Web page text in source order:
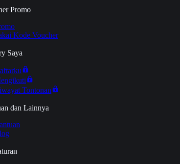
Promo
Kode Voucher
Saya
Tontonan
dan Lainnya